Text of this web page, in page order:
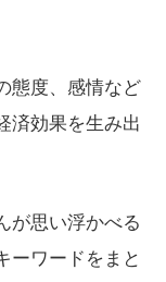
態度、感情など
済効果を生み出
が思い浮かべる
ーワードをまと